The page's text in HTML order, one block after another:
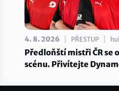
4. 8. 2026 PŘESTUP
Předloňští mistři ČR se
scénu. Přivítejte